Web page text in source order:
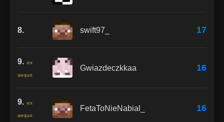
8. swift97_ 17
9. ex
aequo
Gwiazdeczkkaa 16
9. ex
aequo
FetaToNieNabial_ 16